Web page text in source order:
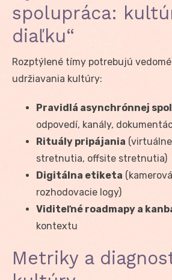
spolupráca:
diaľku“
Rozptýlené tímy potrebujú
udržiavania kultúry:
Pravidlá asynchrónnej
odpovedí, kanály,
Rituály pripájania
stretnutia, offsite stretnutia)
Digitálna etiketa
rozhodovacie logy)
Viditeľné roadmapy a
kontextu
Metriky a